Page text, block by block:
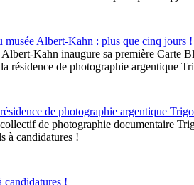
musée Albert-Kahn : plus que cinq jours !
Kahn inaugure sa première Carte
de photographie argentique
de photographie documentaire
candidatures !